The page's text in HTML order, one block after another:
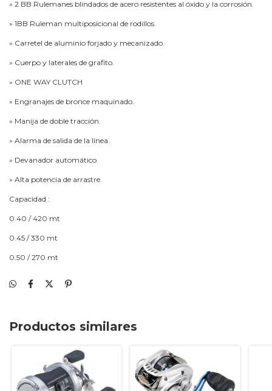
» 2 BB Rulemanes blindados de acero resistentes al óxido y la corrosión.
» 1BB Ruleman multiposicional de rodillos.
» Carretel de aluminio forjado y mecanizado.
» Cuerpo y laterales de grafito.
» ONE WAY CLUTCH
» Engranajes de bronce maquinado.
» Manija de doble tracción.
» Alarma de salida de la línea.
» Devanador automático.
» Alta potencia de arrastre.
Capacidad :
0.40 / 420 mt
0.45 / 330 mt
0.50 / 270 mt
Productos similares